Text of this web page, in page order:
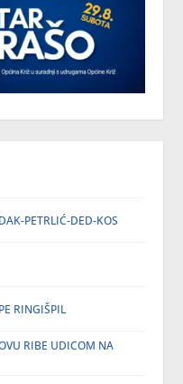
PETRLIĆ-DED-KOS
RINGIŠPIL
RIBE UDICOM NA